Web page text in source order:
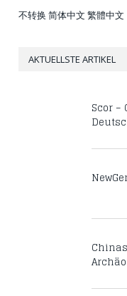
不转换 简体中文 繁體中文
AKTUELLSTE ARTIKEL
Scor